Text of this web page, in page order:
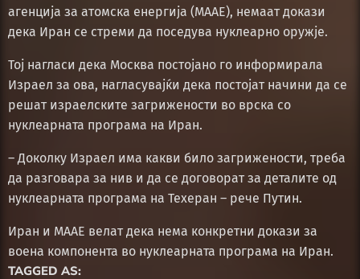
агенција за атомска енергија (МААЕ), немаат докази
дека Иран се стреми да поседува нуклеарно оружје.
Тој нагласи дека Москва постојано го информирала
Израел за ова, нагласувајќи дека постојат начини да се
решат израелските загрижености во врска со
нуклеарната програма на Иран.
– Доколку Израел има какви било загрижености, треба
да разговара за нив и да се договорат за деталите од
нуклеарната програма на Техеран – рече Путин.
Иран и МААЕ велат дека нема конкретни докази за
воена компонента во нуклеарната програма на Иран.
TAGGED AS: